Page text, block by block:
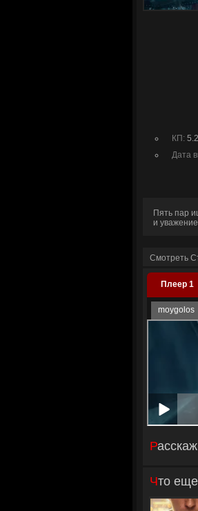
КП:
Дата
Пять пар
и
Смотреть
Плеер 1
moygolos
Что